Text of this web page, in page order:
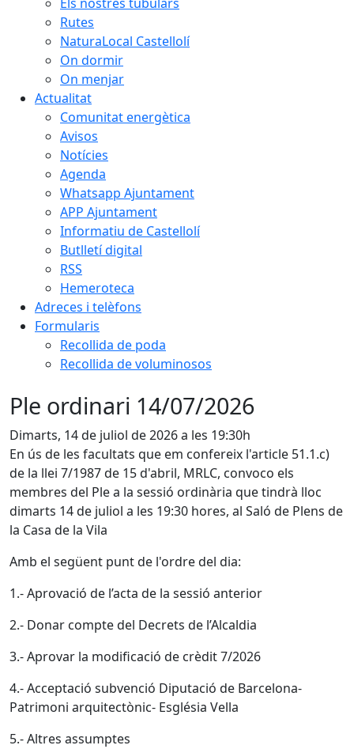
Rutes
NaturaLocal Castellolí
On dormir
On menjar
Actualitat
Comunitat energètica
Avisos
Notícies
Agenda
Whatsapp Ajuntament
APP Ajuntament
Informatiu de Castellolí
Butlletí digital
RSS
Hemeroteca
Adreces i telèfons
Formularis
Recollida de poda
Recollida de voluminosos
Ple ordinari 14/07/2026
Dimarts, 14 de juliol de 2026 a les 19:30h
En ús de les facultats que em confereix l'article 51.1.c)
de la llei 7/1987 de 15 d'abril, MRLC, convoco els
membres del Ple a la sessió ordinària que tindrà lloc
dimarts 14 de juliol a les 19:30 hores, al Saló de Plens de
la Casa de la Vila
Amb el següent punt de l'ordre del dia:
1.- Aprovació de l’acta de la sessió anterior
2.- Donar compte del Decrets de l’Alcaldia
3.- Aprovar la modificació de crèdit 7/2026
4.- Acceptació subvenció Diputació de Barcelona-
Patrimoni arquitectònic- Església Vella
5.- Altres assumptes